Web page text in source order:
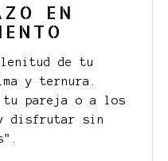
EN
de tu
y ternura.
pareja o a los
y disfrutar sin